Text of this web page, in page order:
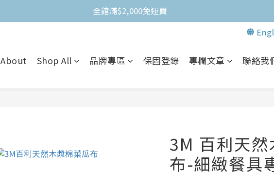
全館滿$2,000免運費
不限金額買就送3M Nexcare人工皮防水透氣繃(體驗包)
About Shop All 品牌專區 保固登錄 專欄文章 聯絡我
3M 百利天
布-細緻餐具